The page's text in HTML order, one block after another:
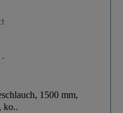
1500 mm,
ko..